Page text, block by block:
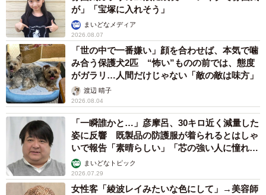
が」「宝塚に入れそう」
まいどなメディア
2026.08.07
「世の中で一番嫌い」顔を合わせば、本気で噛
み合う保護犬2匹 “怖い”ものの前では、態度
がガラリ…人間だけじゃない「敵の敵は味方」
渡辺 晴子
2026.08.04
「一瞬誰かと…」彦摩呂、30キロ近く減量した
姿に反響 既製品の防護服が着られるとはしゃ
いで報告「素晴らしい」「芯の強い人に憧れま
す」まいどなトピック
2026.07.29
女性客「綾波レイみたいな色にして」→美容師